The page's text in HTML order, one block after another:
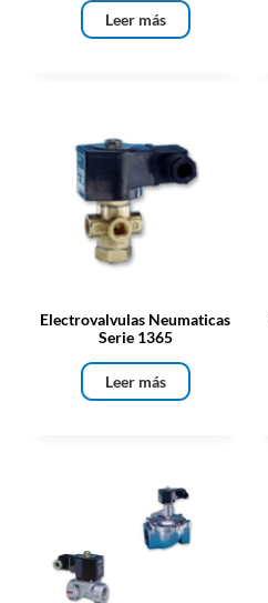
Leer más
Electrovalvulas Neumaticas
Serie 1365
Leer más